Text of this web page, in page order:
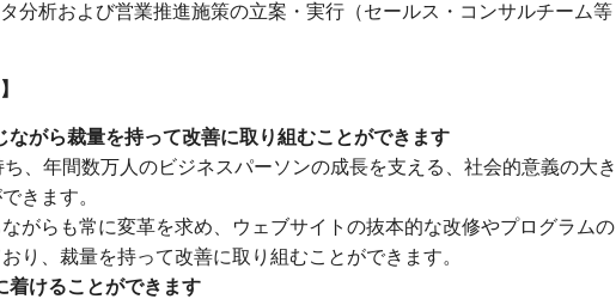
分析および営業推進施策の立案・実行（セールス・コンサルチーム等
ながら裁量を持って改善に取り組むことができます
ち、年間数万人のビジネスパーソンの成長を支える、社会的意義の大き
きます。
ながらも常に変革を求め、ウェブサイトの抜本的な改修やプログラムの
り、裁量を持って改善に取り組むことができます。
着けることができます